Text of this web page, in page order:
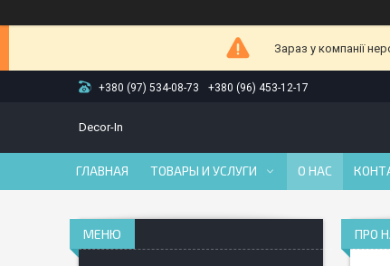
Зараз у компанії
+380 (97) 534-08-73 +380 (96) 453-12-17
Decor-In
ГЛАВНАЯ ТОВАРЫ И УСЛУГИ О НАС
ПРО